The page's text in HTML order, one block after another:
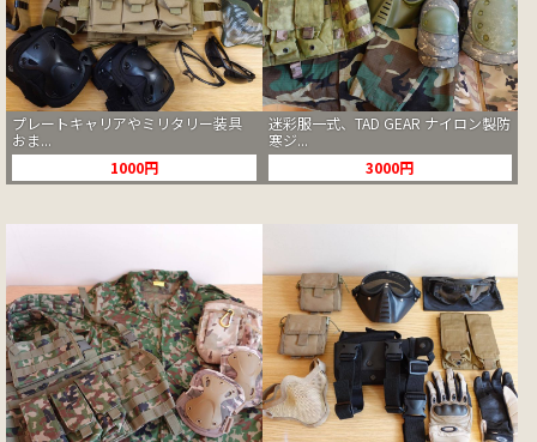
プレートキャリアやミリタリー装具
おま...
1000円
迷彩服一式、TAD GEAR ナイロン製防
寒ジ...
3000円